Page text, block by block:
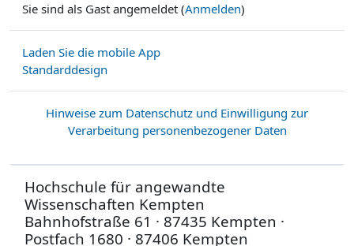
Sie sind als Gast angemeldet (Anmelden)
Laden Sie die mobile App
Standarddesign
Hinweise zum Datenschutz und Einwilligung zur
Verarbeitung personenbezogener Daten
Hochschule für angewandte
Wissenschaften Kempten
Bahnhofstraße 61 · 87435 Kempten ·
Postfach 1680 · 87406 Kempten